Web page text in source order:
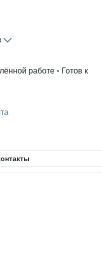
работе • Готов к